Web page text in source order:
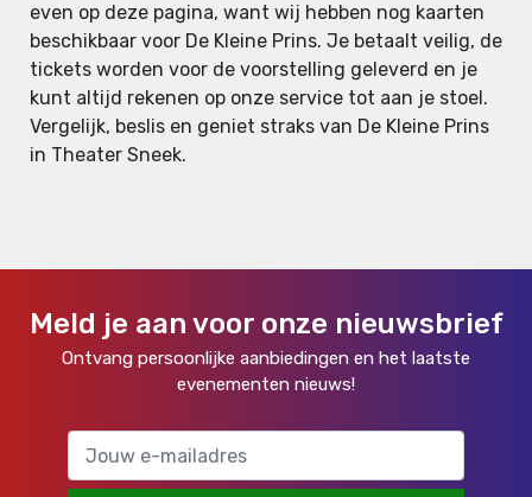
even op deze pagina, want wij hebben nog kaarten
beschikbaar voor De Kleine Prins. Je betaalt veilig, de
tickets worden voor de voorstelling geleverd en je
kunt altijd rekenen op onze service tot aan je stoel.
Vergelijk, beslis en geniet straks van De Kleine Prins
in Theater Sneek.
Meld je aan voor onze nieuwsbrief
Ontvang persoonlijke aanbiedingen en het laatste
evenementen nieuws!